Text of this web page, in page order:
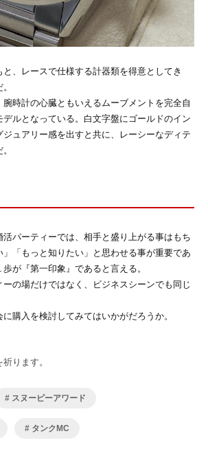
、レースで仕様する計器類を得意としてき
時計の心臓ともいえるムーブメントを完全自
ルとなっている。白文字盤にゴールドのイン
ュアリー感を出すと共に、レーシーなディテ
活パーティーでは、相手と盛り上がる事はもち
」「もっと知りたい」と思わせる事が重要であ
が『第一印象』であると言える。
ーの場だけではなく、ビジネスシーンでも同じ
購入を検討してみてはいかがだろうか。
ります。
スヌーピーアワード
タンクMC